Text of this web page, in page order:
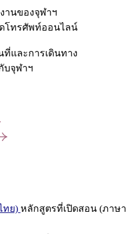
านของจุฬาฯ
โทรศัพท์ออนไลน์
ที่และการเดินทาง
บจุฬาฯ
ทย) หลักสูตรที่เปิดสอน (ภาษา